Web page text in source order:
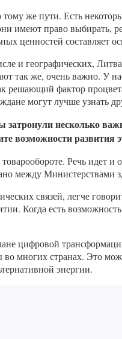
же пути. Есть
имеют право выбирать,
ценностей составляет
и географических,
так же, очень важно. У
решающий фактор
могут лучше узнать
несколько
возможности развития
Речь идет
между Министерствами
связей, легче
Когда есть
цифровой
многих странах. Это
энергии.